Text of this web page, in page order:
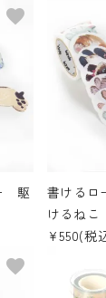
駆
favorite
書ける
けるねこ
¥550(税
favorite